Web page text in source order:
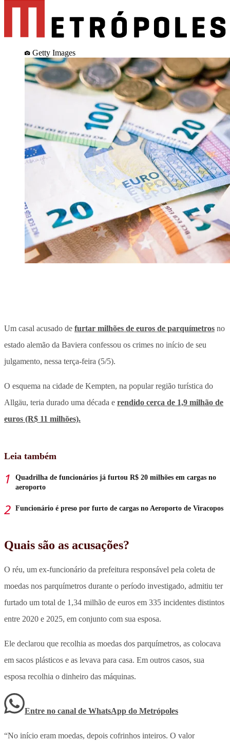
Getty Images
Um casal acusado de furtar milhões de euros de parquímetros no
estado alemão da Baviera confessou os crimes no início de seu
julgamento, nessa terça-feira (5/5).
O esquema na cidade de Kempten, na popular região turística do
Allgäu, teria durado uma década e rendido cerca de 1,9 milhão de
euros (R$ 11 milhões).
Leia também
Quadrilha de funcionários já furtou R$ 20 milhões em cargas no
aeroporto
Funcionário é preso por furto de cargas no Aeroporto de Viracopos
Quais são as acusações?
O réu, um ex-funcionário da prefeitura responsável pela coleta de
moedas nos parquímetros durante o período investigado, admitiu ter
furtado um total de 1,34 milhão de euros em 335 incidentes distintos
entre 2020 e 2025, em conjunto com sua esposa.
Ele declarou que recolhia as moedas dos parquímetros, as colocava
em sacos plásticos e as levava para casa. Em outros casos, sua
esposa recolhia o dinheiro das máquinas.
Entre no canal de WhatsApp do Metrópoles
“No início eram moedas, depois cofrinhos inteiros. O valor